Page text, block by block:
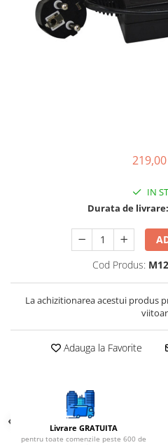
Lampi UV de schimb
Rezervoare
Medii de filtrare
IN
Durata de livrare:
Cod Produs:
La achizitionarea acestui produs
Adauga la Favorite
Livrare GRATUITA
pentru toate comenzile peste 600 de